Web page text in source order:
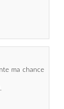
ma chance